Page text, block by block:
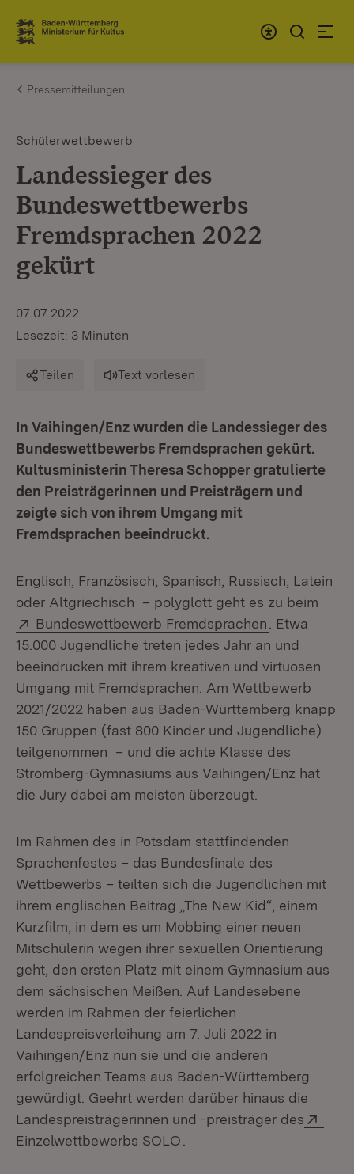
Zum Inhalt springen
Link zur Startseite
Pressemitteilungen
Schülerwettbewerb
Landessieger des
Bundeswettbewerbs
Fremdsprachen 2022
gekürt
07.07.2022
Lesezeit: 3 Minuten
Teilen Text vorlesen
In Vaihingen/Enz wurden die Landessieger des
Bundeswettbewerbs Fremdsprachen gekürt.
Kultusministerin Theresa Schopper gratulierte
den Preisträgerinnen und Preisträgern und
zeigte sich von ihrem Umgang mit
Fremdsprachen beeindruckt.
Englisch, Französisch, Spanisch, Russisch, Latein
oder Altgriechisch – polyglott geht es zu beim
Extern:
Bundeswettbewerb Fremdsprachen (Öffnet in
. Etwa
15.000 Jugendliche treten jedes Jahr an und
beeindrucken mit ihrem kreativen und virtuosen
Umgang mit Fremdsprachen. Am Wettbewerb
2021/2022 haben aus Baden-Württemberg knapp
150 Gruppen (fast 800 Kinder und Jugendliche)
teilgenommen – und die achte Klasse des
Stromberg-Gymnasiums aus Vaihingen/Enz hat
die Jury dabei am meisten überzeugt.
Im Rahmen des in Potsdam stattfindenden
Sprachenfestes – das Bundesfinale des
Wettbewerbs – teilten sich die Jugendlichen mit
ihrem englischen Beitrag „The New Kid“, einem
Kurzfilm, in dem es um Mobbing einer neuen
Mitschülerin wegen ihrer sexuellen Orientierung
geht, den ersten Platz mit einem Gymnasium aus
dem sächsischen Meißen. Auf Landesebene
werden im Rahmen der feierlichen
Landespreisverleihung am 7. Juli 2022 in
Vaihingen/Enz nun sie und die anderen
erfolgreichen Teams aus Baden-Württemberg
gewürdigt. Geehrt werden darüber hinaus die
Landespreisträgerinnen und -preisträger des
Einzelwettbewerbs SOLO